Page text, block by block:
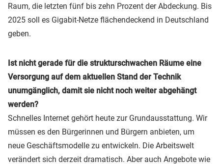
Raum, die letzten fünf bis zehn Prozent der Abdeckung. Bis
2025 soll es Gigabit-Netze flächendeckend in Deutschland
geben.
Ist nicht gerade für die strukturschwachen Räume eine
Versorgung auf dem aktuellen Stand der Technik
unumgänglich, damit sie nicht noch weiter abgehängt
werden?
Schnelles Internet gehört heute zur Grundausstattung. Wir
müssen es den Bürgerinnen und Bürgern anbieten, um
neue Geschäftsmodelle zu entwickeln. Die Arbeitswelt
verändert sich derzeit dramatisch. Aber auch Angebote wie